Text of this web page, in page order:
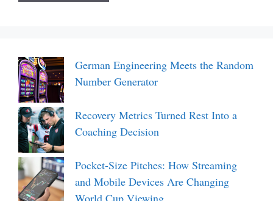
German Engineering Meets the Random
Number Generator
Recovery Metrics Turned Rest Into a
Coaching Decision
Pocket-Size Pitches: How Streaming
and Mobile Devices Are Changing